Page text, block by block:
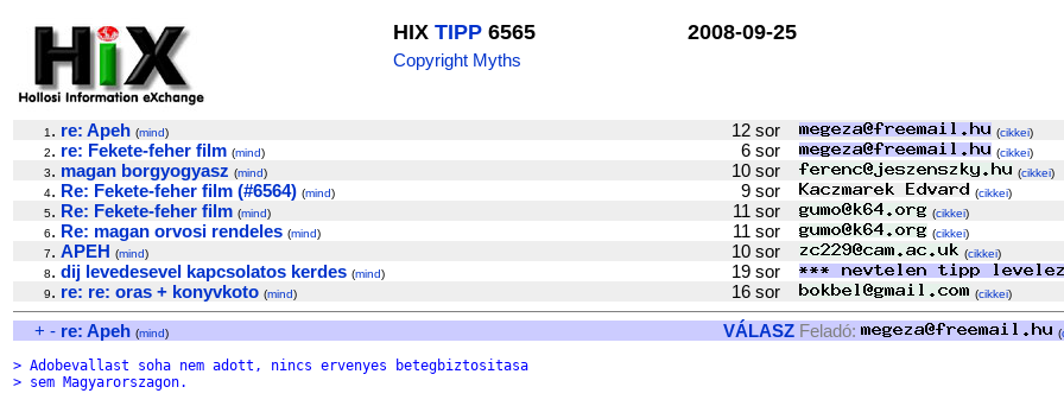
HIX TIPP 6565
Copyright Myths
2008-09-25
1 . re: Apeh (mind) 12 sor (cikkei)
2. re: Fekete-feher film (mind) 6 sor (cikkei)
3. magan borgyogyasz (mind) 10 sor (cikkei)
4. Re: Fekete-feher film (#6564) (mind) 9 sor (cikkei)
5. Re: Fekete-feher film (mind) 11 sor (cikkei)
6. Re: magan orvosi rendeles (mind) 11 sor (cikkei)
7. APEH (mind) 10 sor (cikkei)
8. dij levedesevel kapcsolatos kerdes (mind) 19 sor
9. re: re: oras + konyvkoto (mind) 16 sor (cikkei)
+ - re: Apeh (mind) VÁLASZ Feladó: (
> Adobevallast soha nem adott, nincs ervenyes betegbiztositasa
> sem Magyarorszagon.